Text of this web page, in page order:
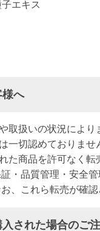
エキス
様へ
取扱いの状況により
一切認めておりませ
た商品を許可なく
・品質管理・安全
、これら転売が確
された場合のご